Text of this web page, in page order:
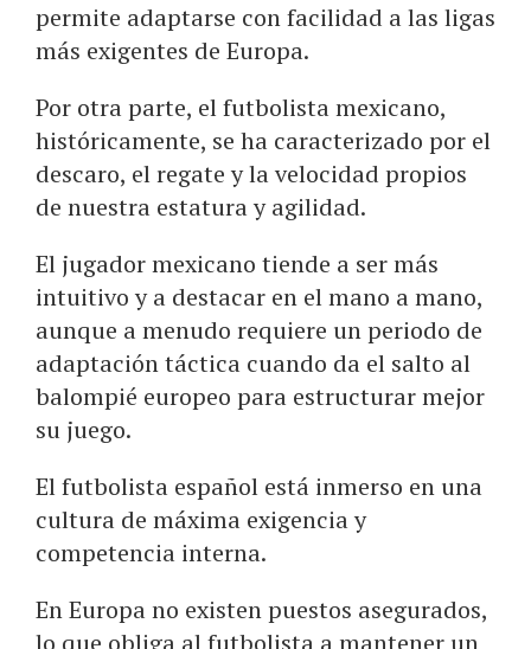
permite adaptarse con facilidad a las ligas
más exigentes de Europa.
Por otra parte, el futbolista mexicano,
históricamente, se ha caracterizado por el
descaro, el regate y la velocidad propios
de nuestra estatura y agilidad.
El jugador mexicano tiende a ser más
intuitivo y a destacar en el mano a mano,
aunque a menudo requiere un periodo de
adaptación táctica cuando da el salto al
balompié europeo para estructurar mejor
su juego.
El futbolista español está inmerso en una
cultura de máxima exigencia y
competencia interna.
En Europa no existen puestos asegurados,
lo que obliga al futbolista a mantener un